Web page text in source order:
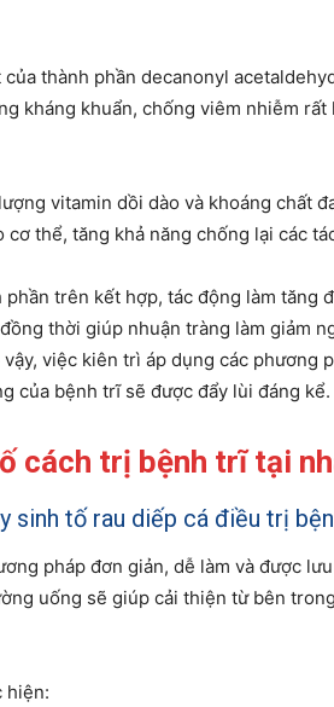
của thành phần decanonyl
kháng khuẩn, chống viêm nhiễm
vitamin dồi dào và khoáng chất
cơ thể, tăng khả năng chống lại các
phần trên kết hợp, tác động làm tăng
thời giúp nhuận tràng làm giảm
việc kiên trì áp dụng các phương
của bệnh trĩ sẽ được đẩy lùi đáng kể.
cách trị bệnh trĩ tại
sinh tố rau diếp cá điều trị
pháp đơn giản, dễ làm và được
uống sẽ giúp cải thiện từ bên
hiện: